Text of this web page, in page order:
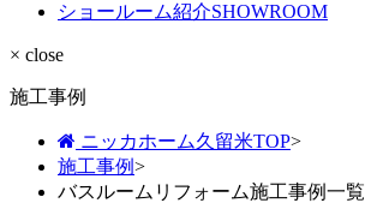
ショールーム紹介SHOWROOM
× close
施工事例
ニッカホーム久留米TOP>
施工事例>
バスルームリフォーム施工事例一覧